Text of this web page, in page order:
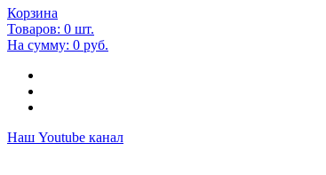
Корзина
Товаров: 0 шт.
На сумму: 0 руб.
Наш Youtube канал